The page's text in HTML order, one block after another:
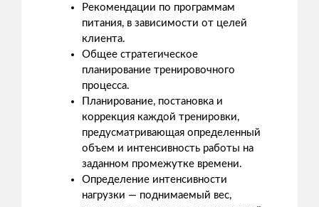
Рекомендации по программам
питания, в зависимости от целей
клиента.
Общее стратегическое
планирование тренировочного
процесса.
Планирование, постановка и
коррекция каждой тренировки,
предусматривающая определенный
объем и интенсивность работы на
заданном промежутке времени.
Определение интенсивности
нагрузки — поднимаемый вес,